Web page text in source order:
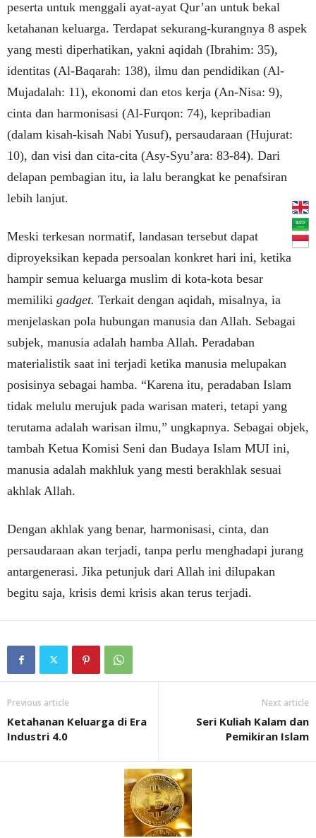
peserta untuk menggali ayat-ayat Qur’an untuk bekal
ketahanan keluarga. Terdapat sekurang-kurangnya 8 aspek
yang mesti diperhatikan, yakni aqidah (Ibrahim: 35),
identitas (Al-Baqarah: 138), ilmu dan pendidikan (Al-
Mujadalah: 11), ekonomi dan etos kerja (An-Nisa: 9),
cinta dan harmonisasi (Al-Furqon: 74), kepribadian
(dalam kisah-kisah Nabi Yusuf), persaudaraan (Hujurat:
10), dan visi dan cita-cita (Asy-Syu’ara: 83-84). Dari
delapan pembagian itu, ia lalu berangkat ke penafsiran
lebih lanjut.
Meski terkesan normatif, landasan tersebut dapat
diproyeksikan kepada persoalan konkret hari ini, ketika
hampir semua keluarga muslim di kota-kota besar
memiliki gadget. Terkait dengan aqidah, misalnya, ia
menjelaskan pola hubungan manusia dan Allah. Sebagai
subjek, manusia adalah hamba Allah. Peradaban
materialistik saat ini terjadi ketika manusia melupakan
posisinya sebagai hamba. “Karena itu, peradaban Islam
tidak melulu merujuk pada warisan materi, tetapi yang
terutama adalah warisan ilmu,” ungkapnya. Sebagai objek,
tambah Ketua Komisi Seni dan Budaya Islam MUI ini,
manusia adalah makhluk yang mesti berakhlak sesuai
akhlak Allah.
Dengan akhlak yang benar, harmonisasi, cinta, dan
persaudaraan akan terjadi, tanpa perlu menghadapi jurang
antargenerasi. Jika petunjuk dari Allah ini dilupakan
begitu saja, krisis demi krisis akan terus terjadi.
Previous article
Ketahanan Keluarga di Era
Industri 4.0
Next article
Seri Kuliah Kalam dan
Pemikiran Islam